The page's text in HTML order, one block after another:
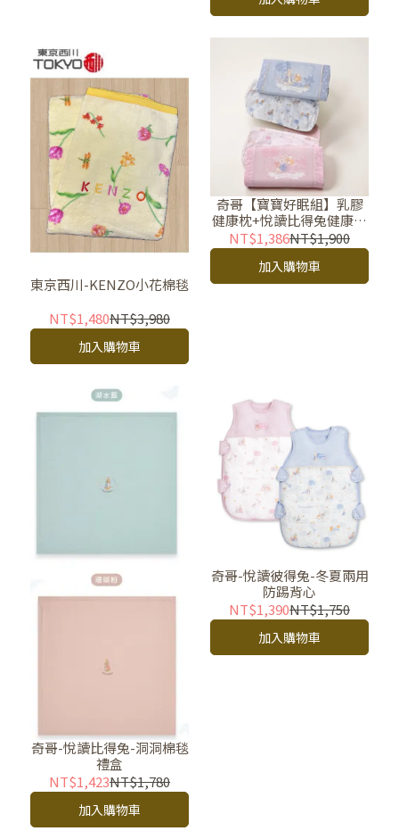
東京西川-KENZO小花棉毯
NT$1,480NT$3,980
加入購物車
奇哥【寶寶好眠組】乳膠
健康枕+悅讀比得兔健康枕
套
NT$1,386NT$1,900
加入購物車
奇哥-悅讀比得兔-洞洞棉毯
禮盒
NT$1,423NT$1,780
加入購物車
奇哥-悅讀彼得兔-冬夏兩用
防踢背心
NT$1,390NT$1,750
加入購物車